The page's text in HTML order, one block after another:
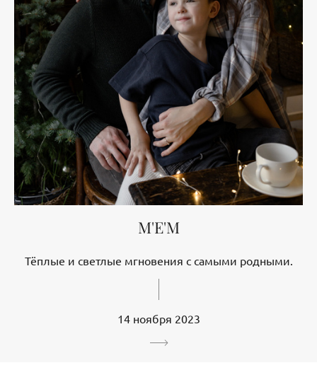
M'E'M
Тёплые и светлые мгновения с самыми родными.
14 ноября 2023